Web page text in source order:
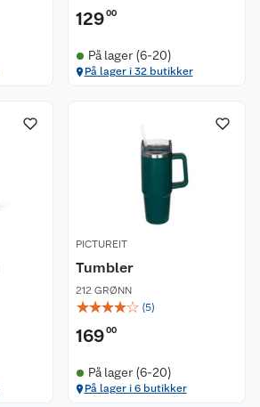
12900
På lager (6-20)
På lager i 32 butikker
PICTUREIT
Tumbler
212 GRØNN
☆☆☆☆☆ (5)
16900
På lager (6-20)
På lager i 6 butikker